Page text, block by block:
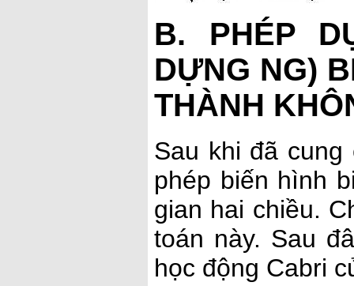
B. PHÉP
DỰNG NG)
THÀNH
Sau khi đã
phép biến hình
gian hai chiều.
toán này. Sau
học động Cabri